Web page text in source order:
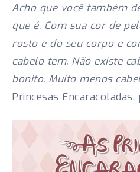
Acho que você também
que é. Com sua cor de
rosto e do seu corpo e
cabelo tem. Não existe
bonito. Muito menos
Princesas Encaracoladas,